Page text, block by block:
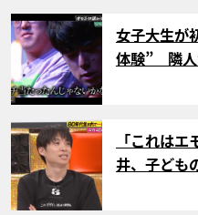
サムネイル
女子大生が
体験” 隣
サムネイル
「これは
井、子ども